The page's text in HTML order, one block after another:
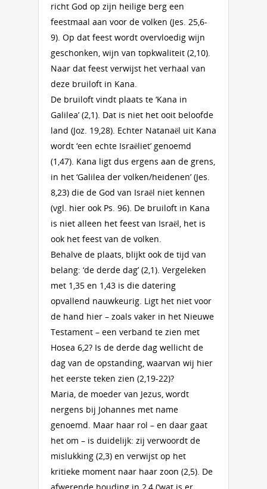
richt God op zijn heilige berg een
feestmaal aan voor de volken (Jes. 25,6-
9). Op dat feest wordt overvloedig wijn
geschonken, wijn van topkwaliteit (2,10).
Naar dat feest verwijst het verhaal van
deze bruiloft in Kana.
De bruiloft vindt plaats te ‘Kana in
Galilea’ (2,1). Dat is niet het ooit beloofde
land (Joz. 19,28). Echter Natanaël uit Kana
wordt ‘een echte Israëliet’ genoemd
(1,47). Kana ligt dus ergens aan de grens,
in het ‘Galilea der volken/heidenen’ (Jes.
8,23) die de God van Israël niet kennen
(vgl. hier ook Ps. 96). De bruiloft in Kana
is niet alleen het feest van Israël, het is
ook het feest van de volken.
Behalve de plaats, blijkt ook de tijd van
belang: ‘de derde dag’ (2,1). Vergeleken
met 1,35 en 1,43 is die datering
opvallend nauwkeurig. Ligt het niet voor
de hand hier – zoals vaker in het Nieuwe
Testament – een verband te zien met
Hosea 6,2? Is de derde dag wellicht de
dag van de opstanding, waarvan wij hier
het eerste teken zien (2,19-22)?
Maria, de moeder van Jezus, wordt
nergens bij Johannes met name
genoemd. Maar haar rol – en daar gaat
het om – is duidelijk: zij verwoordt de
mislukking (2,3) en verwijst op het
kritieke moment naar haar zoon (2,5). De